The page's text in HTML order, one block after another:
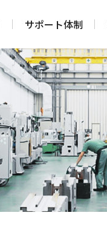
サポート体制